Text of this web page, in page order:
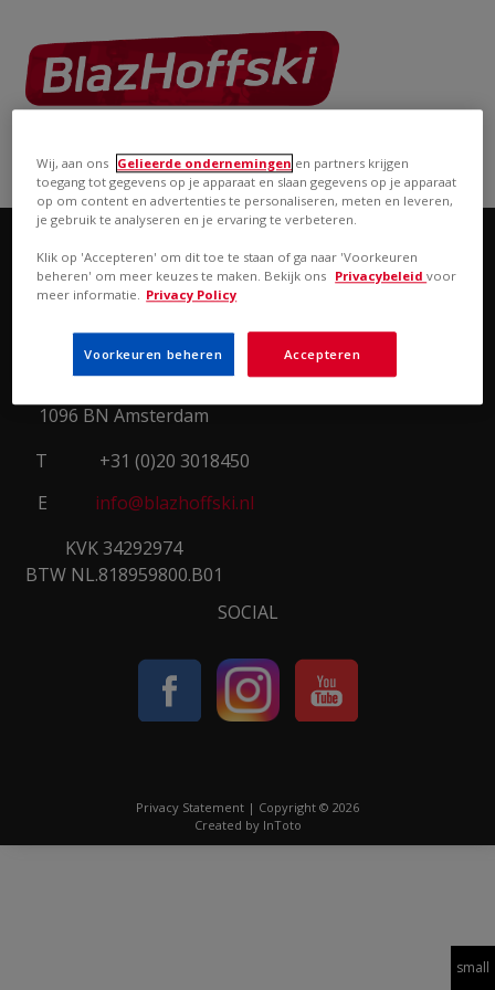
aWarner Bros.company
CONTACT
BlazHoffski Productions
BV
1096 BN Amsterdam
T
+31 (0)20 3018450
E
info@blazhoffski.nl
KVK 34292974
BTW NL.818959800.B01
VACATURES
SOCIAL
Privacy Statement | Copyright © 2026
Created by InToto
Wij, aan ons Gelieerde ondernemingen en partners krijgen
toegang tot gegevens op je apparaat en slaan gegevens op je apparaat
op om content en advertenties te personaliseren, meten en leveren,
je gebruik te analyseren en je ervaring te verbeteren.
Klik op 'Accepteren' om dit toe te staan of ga naar 'Voorkeuren
beheren' om meer keuzes te maken. Bekijk ons Privacybeleidvoor
meer informatie. Privacy Policy
Accepteren
Voorkeuren beheren